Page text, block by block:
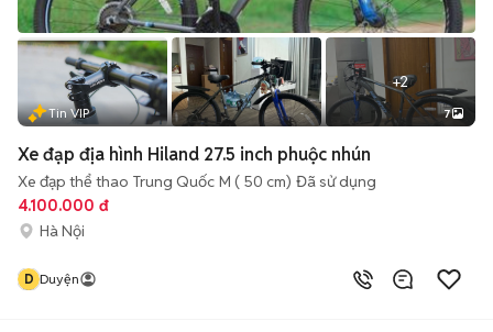
+2
Tin VIP 7
Xe đạp địa hình Hiland 27.5 inch phuộc nhún
Xe đạp thể thao Trung Quốc M ( 50 cm) Đã sử dụng
4.100.000 đ
Hà Nội
D Duyện